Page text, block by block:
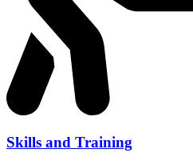
Skills and Training